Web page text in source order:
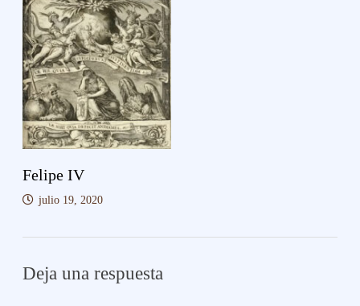
Felipe IV
julio 19, 2020
Deja una respuesta